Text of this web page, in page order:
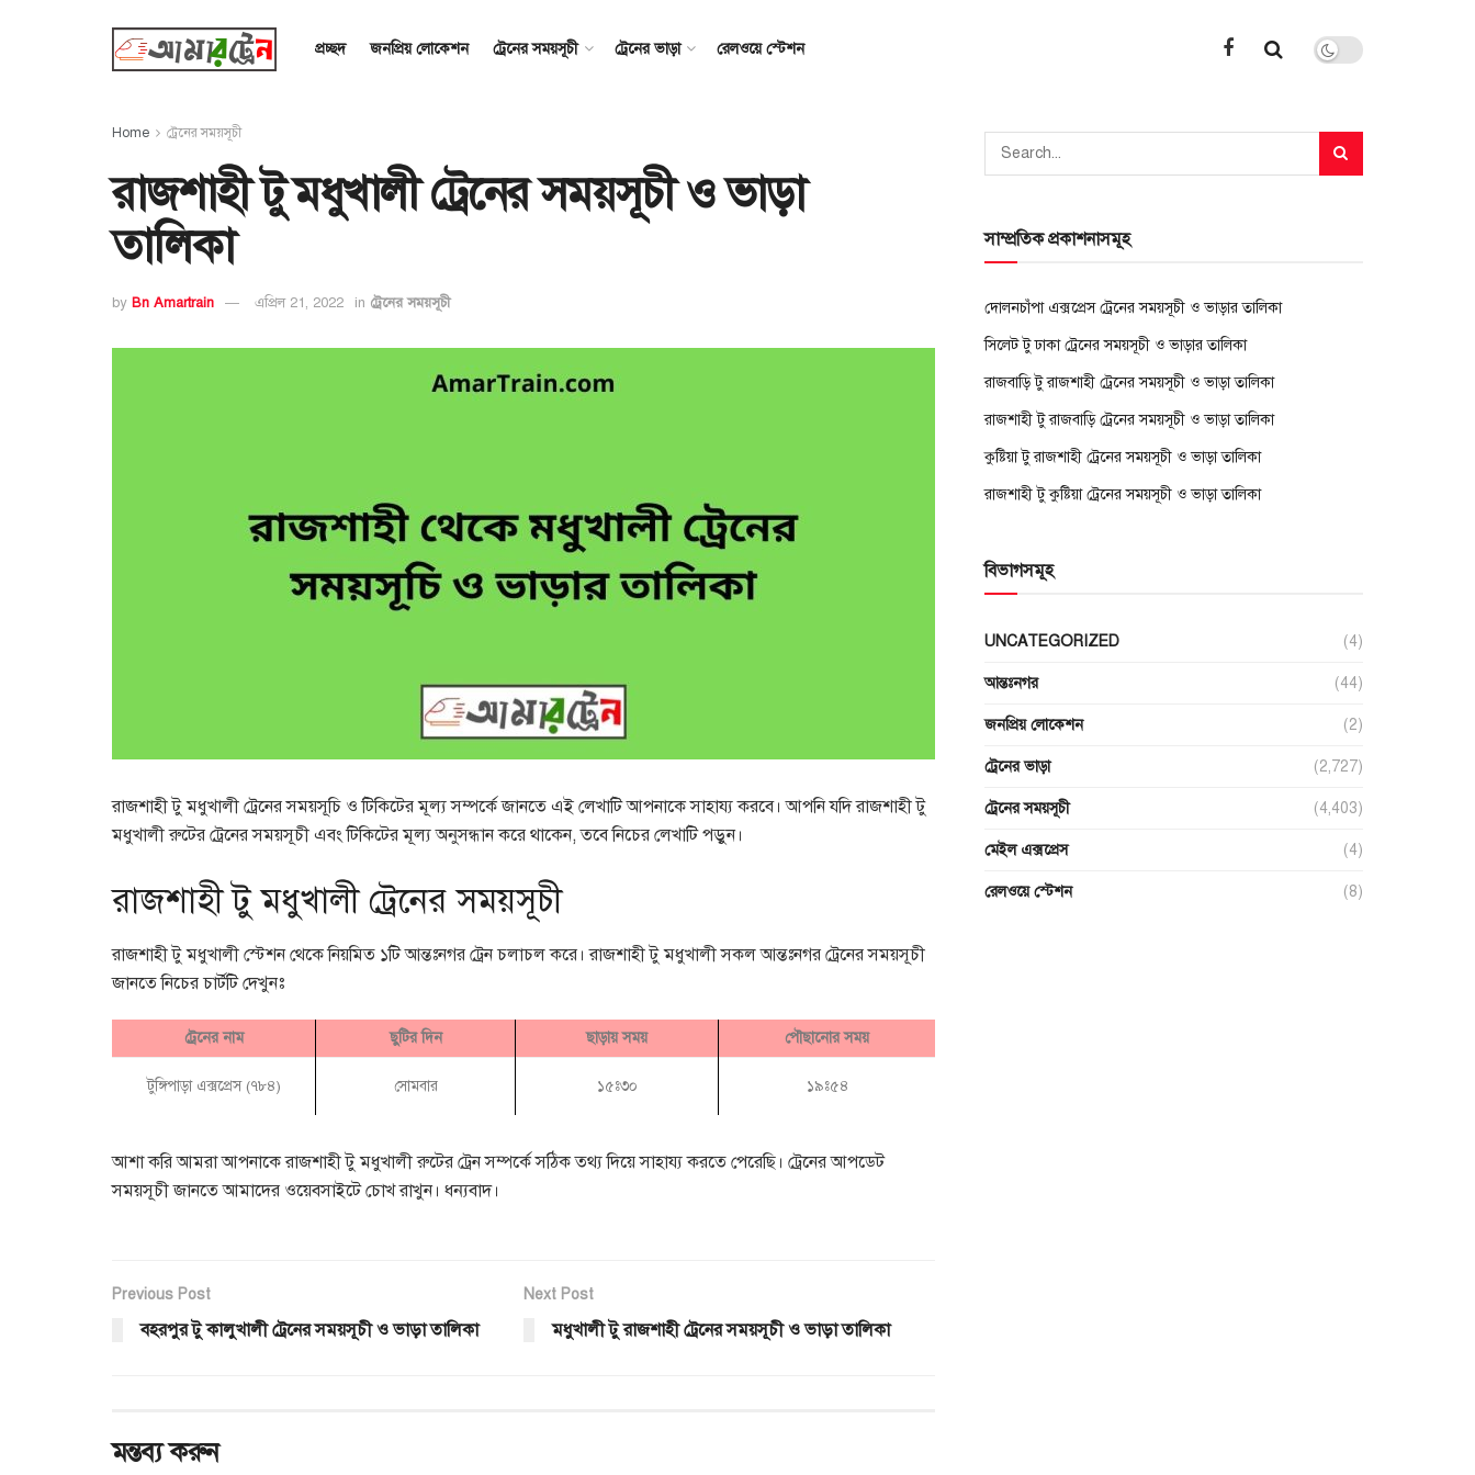
প্রচ্ছদ জনপ্রিয় লোকেশন ট্রেনের সময়সূচী ট্রেনের ভাড়া রেলওয়ে স্টেশন
Home ট্রেনের সময়সূচী
রাজশাহী টু মধুখালী ট্রেনের সময়সূচী ও ভাড়া
তালিকা
by Bn Amartrain এপ্রিল 21, 2022 in ট্রেনের সময়সূচী
রাজশাহী টু মধুখালী ট্রেনের সময়সূচি ও টিকিটের মূল্য সম্পর্কে জানতে এই লেখাটি আপনাকে সাহায্য করবে। আপনি যদি রাজশাহী টু
মধুখালী রুটের ট্রেনের সময়সূচী এবং টিকিটের মূল্য অনুসন্ধান করে থাকেন, তবে নিচের লেখাটি পড়ুন।
রাজশাহী টু মধুখালী ট্রেনের সময়সূচী
রাজশাহী টু মধুখালী স্টেশন থেকে নিয়মিত ১টি আন্তঃনগর ট্রেন চলাচল করে। রাজশাহী টু মধুখালী সকল আন্তঃনগর ট্রেনের সময়সূচী
জানতে নিচের চার্টটি দেখুনঃ
ট্রেনের নাম ছুটির দিন ছাড়ায় সময় পৌছানোর সময়
টুঙ্গিপাড়া এক্সপ্রেস (৭৮৪) সোমবার ১৫ঃ৩০ ১৯ঃ৫৪
আশা করি আমরা আপনাকে রাজশাহী টু মধুখালী রুটের ট্রেন সম্পর্কে সঠিক তথ্য দিয়ে সাহায্য করতে পেরেছি। ট্রেনের আপডেট
সময়সূচী জানতে আমাদের ওয়েবসাইটে চোখ রাখুন। ধন্যবাদ।
Previous Post
বহরপুর টু কালুখালী ট্রেনের সময়সূচী ও ভাড়া তালিকা
Next Post
মধুখালী টু রাজশাহী ট্রেনের সময়সূচী ও ভাড়া তালিকা
মন্তব্য করুন
সাম্প্রতিক প্রকাশনাসমূহ
দোলনচাঁপা এক্সপ্রেস ট্রেনের সময়সূচী ও ভাড়ার তালিকা
সিলেট টু ঢাকা ট্রেনের সময়সূচী ও ভাড়ার তালিকা
রাজবাড়ি টু রাজশাহী ট্রেনের সময়সূচী ও ভাড়া তালিকা
রাজশাহী টু রাজবাড়ি ট্রেনের সময়সূচী ও ভাড়া তালিকা
কুষ্টিয়া টু রাজশাহী ট্রেনের সময়সূচী ও ভাড়া তালিকা
রাজশাহী টু কুষ্টিয়া ট্রেনের সময়সূচী ও ভাড়া তালিকা
বিভাগসমূহ
UNCATEGORIZED (4)
আন্তঃনগর (44)
জনপ্রিয় লোকেশন (2)
ট্রেনের ভাড়া (2,727)
ট্রেনের সময়সূচী (4,403)
মেইল এক্সপ্রেস (4)
রেলওয়ে স্টেশন (8)